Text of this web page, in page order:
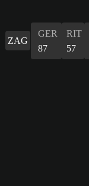
ZAG
GER
87
RIT
57